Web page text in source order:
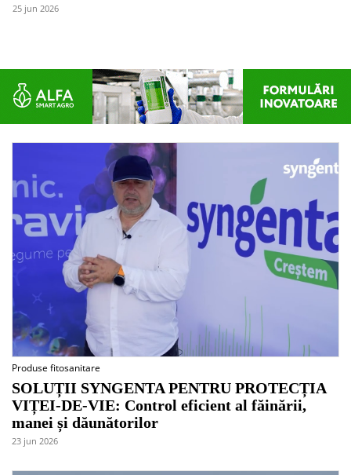
25 jun 2026
Produse fitosanitare
SOLUȚII SYNGENTA PENTRU PROTECȚIA
VIȚEI-DE-VIE: Control eficient al făinării,
manei și dăunătorilor
23 jun 2026